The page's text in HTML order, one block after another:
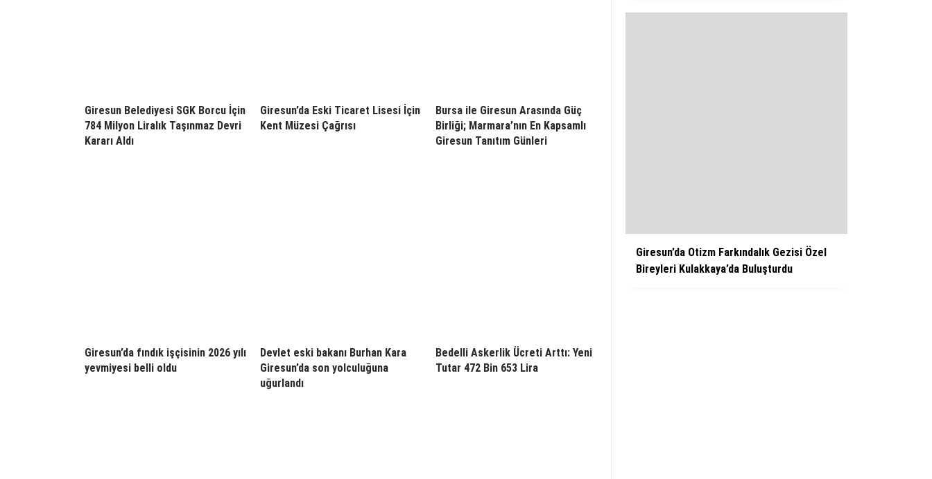
Giresun Belediyesi SGK Borcu İçin
784 Milyon Liralık Taşınmaz Devri
Kararı Aldı
Giresun’da Eski Ticaret Lisesi İçin
Kent Müzesi Çağrısı
Bursa ile Giresun Arasında Güç
Birliği; Marmara’nın En Kapsamlı
Giresun Tanıtım Günleri
Giresun’da fındık işçisinin 2026 yılı
yevmiyesi belli oldu
Devlet eski bakanı Burhan Kara
Giresun’da son yolculuğuna
uğurlandı
Bedelli Askerlik Ücreti Arttı: Yeni
Tutar 472 Bin 653 Lira
Giresun’da Otizm Farkındalık Gezisi Özel
Bireyleri Kulakkaya’da Buluşturdu